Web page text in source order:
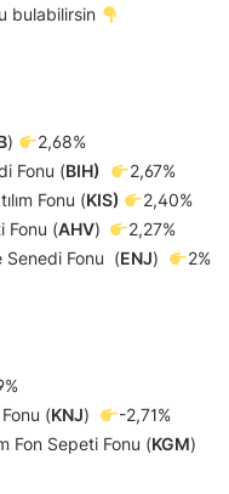
bulabilirsin
)
2,68%
Fonu (BIH)
2,67%
Fonu (KIS)
2,40%
Fonu (AHV)
2,27%
Senedi Fonu (ENJ) 2%
(KNJ)
-2,71%
Fon Sepeti Fonu (KGM)